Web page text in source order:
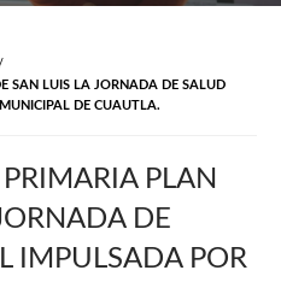
SAN LUIS LA JORNADA DE SALUD
DE CUAUTLA.
PLAN
DE
IMPULSADA POR